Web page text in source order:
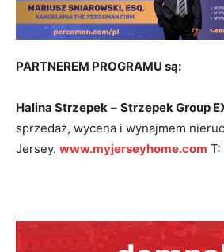
PARTNEREM PROGRAMU są:
Halina Strzepek – Strzepek Group
sprzedaż, wycena i wynajmem
Jersey. www.myjerseyhome.com